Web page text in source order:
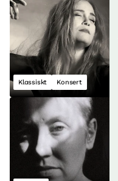
Klassiskt Konsert